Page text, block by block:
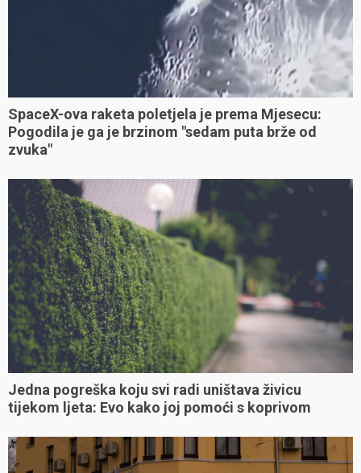
SpaceX-ova raketa poletjela je prema Mjesecu:
Pogodila je ga je brzinom "sedam puta brže od
zvuka"
Jedna pogreška koju svi radi uništava živicu
tijekom ljeta: Evo kako joj pomoći s koprivom